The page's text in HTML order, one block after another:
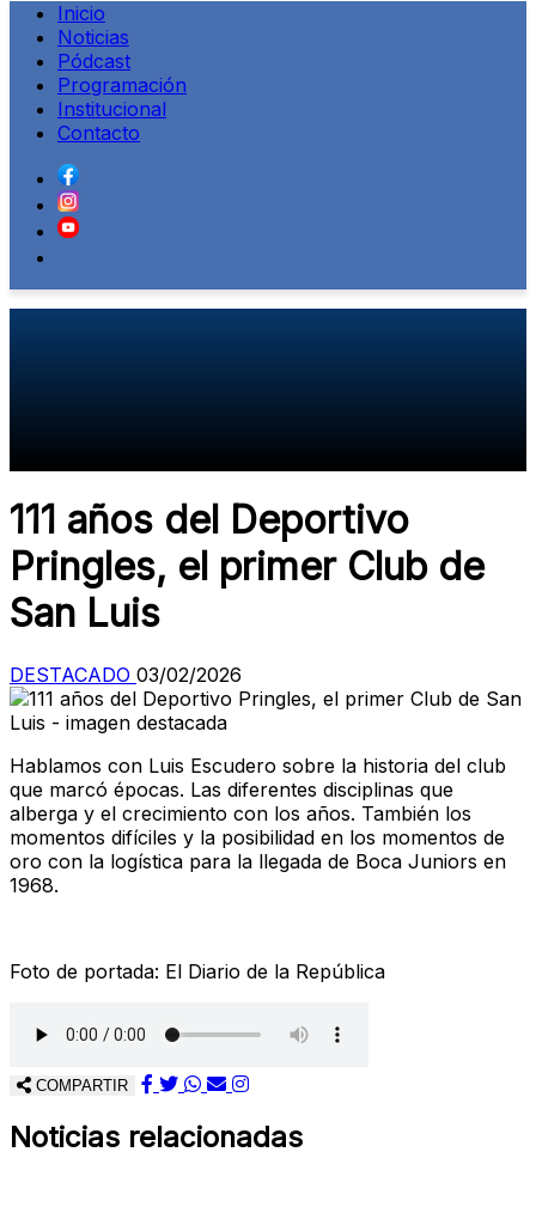
Inicio
Noticias
Pódcast
Programación
Institucional
Contacto
111 años del Deportivo
Pringles, el primer Club de
San Luis
DESTACADO 03/02/2026
Hablamos con Luis Escudero sobre la historia del club
que marcó épocas. Las diferentes disciplinas que
alberga y el crecimiento con los años. También los
momentos difíciles y la posibilidad en los momentos de
oro con la logística para la llegada de Boca Juniors en
1968.
Foto de portada: El Diario de la República
COMPARTIR
Noticias relacionadas